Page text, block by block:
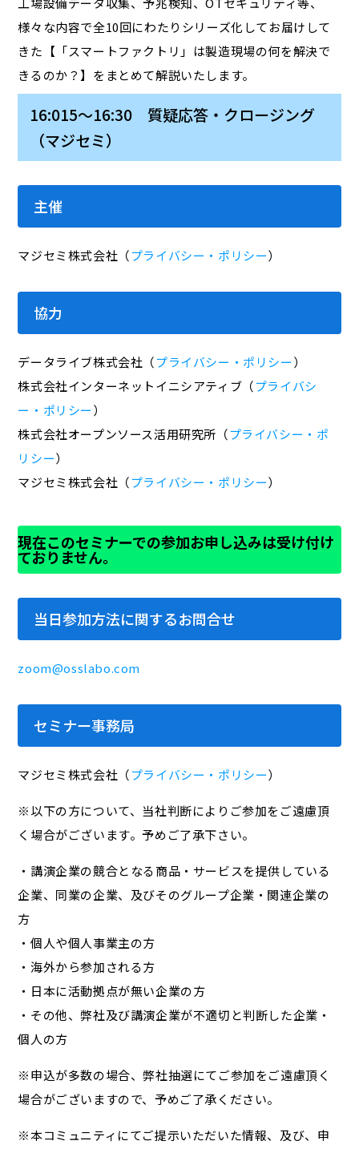
様々な内容で全10回にわたりシリーズ化してお届けして
きた【「スマートファクトリ」は製造現場の何を解決で
きるのか？】をまとめて解説いたします。
16:015～16:30 質疑応答・クロージング
（マジセミ）
主催
マジセミ株式会社（プライバシー・ポリシー）
協力
データライブ株式会社（プライバシー・ポリシー）
株式会社インターネットイニシアティブ（プライバシ
ー・ポリシー）
株式会社オープンソース活用研究所（プライバシー・ポ
リシー）
マジセミ株式会社（プライバシー・ポリシー）
現在このセミナーでの参加お申し込みは受け付け
ておりません。
当日参加方法に関するお問合せ
zoom@osslabo.com
セミナー事務局
マジセミ株式会社（プライバシー・ポリシー）
※以下の方について、当社判断によりご参加をご遠慮頂
く場合がございます。予めご了承下さい。
・講演企業の競合となる商品・サービスを提供している
企業、同業の企業、及びそのグループ企業・関連企業の
方
・個人や個人事業主の方
・海外から参加される方
・日本に活動拠点が無い企業の方
・その他、弊社及び講演企業が不適切と判断した企業・
個人の方
※申込が多数の場合、弊社抽選にてご参加をご遠慮頂く
場合がございますので、予めご了承ください。
※本コミュニティにてご提示いただいた情報、及び、申